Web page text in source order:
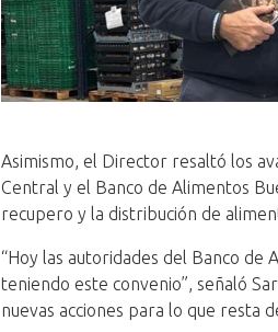
Asimismo, el Director resaltó los
Central y el Banco de Alimentos
recupero y la distribución de
“Hoy las autoridades del Banco
teniendo este convenio”, señaló
nuevas acciones para lo que resta